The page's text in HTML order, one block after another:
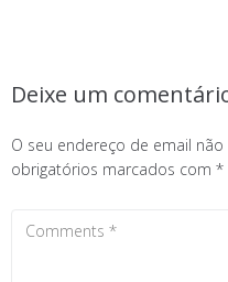
Deixe um
O seu endereço de email
obrigatórios marcados com *